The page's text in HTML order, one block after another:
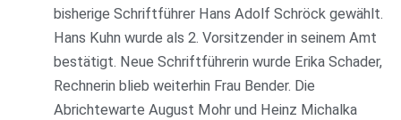
bisherige Schriftführer Hans Adolf Schröck gewählt.
Hans Kuhn wurde als 2. Vorsitzender in seinem Amt
bestätigt. Neue Schriftführerin wurde Erika Schader,
Rechnerin blieb weiterhin Frau Bender. Die
Abrichtewarte August Mohr und Heinz Michalka